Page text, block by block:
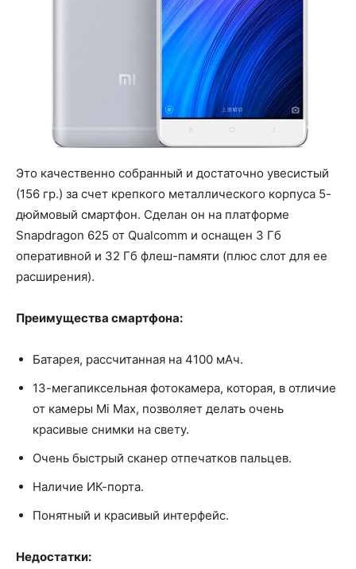
Это качественно собранный и достаточно увесистый
(156 гр.) за счет крепкого металлического корпуса 5-
дюймовый смартфон. Сделан он на платформе
Snapdragon 625 от Qualcomm и оснащен 3 Гб
оперативной и 32 Гб флеш-памяти (плюс слот для ее
расширения).
Преимущества смартфона:
Батарея, рассчитанная на 4100 мАч.
13-мегапиксельная фотокамера, которая, в отличие
от камеры Mi Max, позволяет делать очень
красивые снимки на свету.
Очень быстрый сканер отпечатков пальцев.
Наличие ИК-порта.
Понятный и красивый интерфейс.
Недостатки: